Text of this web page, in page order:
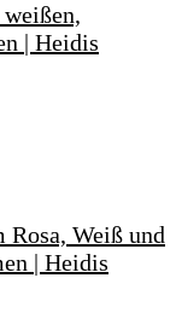
| Heidis
Rosa, Weiß und
| Heidis